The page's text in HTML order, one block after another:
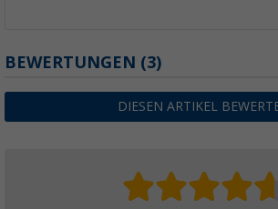
BEWERTUNGEN (3)
DIESEN ARTIKEL